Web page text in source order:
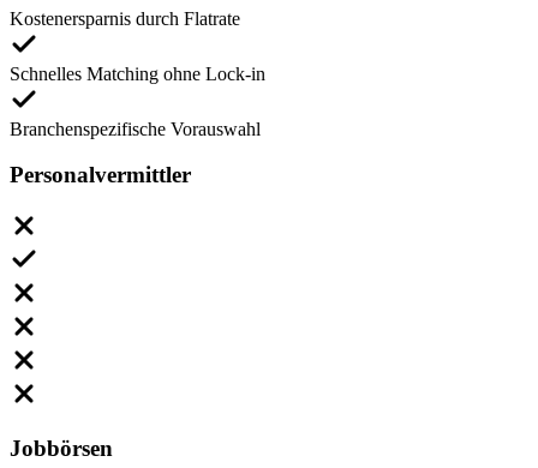
Kostenersparnis durch Flatrate
Schnelles Matching ohne Lock-in
Branchenspezifische Vorauswahl
Personalvermittler
Jobbörsen